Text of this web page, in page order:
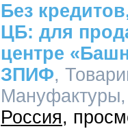
Без
ЦБ: для
центре
ЗПИФ,
Россия